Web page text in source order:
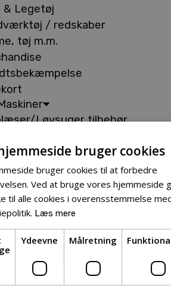
& Legetøj
/ redskaber
tøj m.m.
Løvsuger tilbehør
Buskryddere og Trimmere
Entreprenørudstyr
Havetraktor
Hækkeklippere
Motorsav
Kæder
Sværd
Rengøringsmaskiner
bruger cookies
bruger cookies til at forbedre
Ved at bruge vores hjemmeside
til alle cookies i overensstemmelse
Læs mere
Ydeevne Målretning